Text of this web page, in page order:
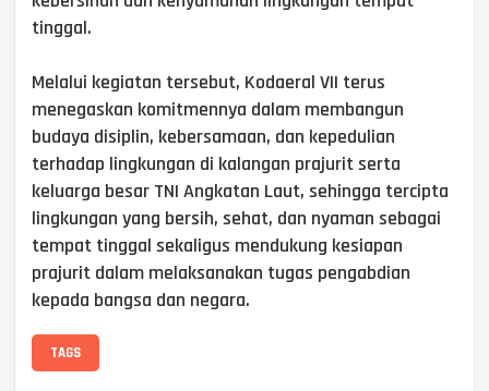
tinggal.
Melalui kegiatan tersebut, Kodaeral VII terus
menegaskan komitmennya dalam membangun
budaya disiplin, kebersamaan, dan kepedulian
terhadap lingkungan di kalangan prajurit serta
keluarga besar TNI Angkatan Laut, sehingga tercipta
lingkungan yang bersih, sehat, dan nyaman sebagai
tempat tinggal sekaligus mendukung kesiapan
prajurit dalam melaksanakan tugas pengabdian
kepada bangsa dan negara.
TAGS